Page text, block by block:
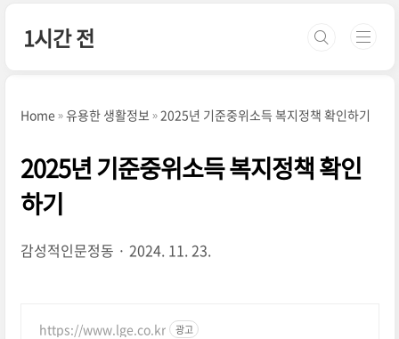
1시간 전
Home 유용한 생활정보 2025년 기준중위소득 복지정책 확인하기
2025년 기준중위소득 복지정책 확인
하기
감성적인문정동 2024. 11. 23.
https://www.lge.co.kr 광고